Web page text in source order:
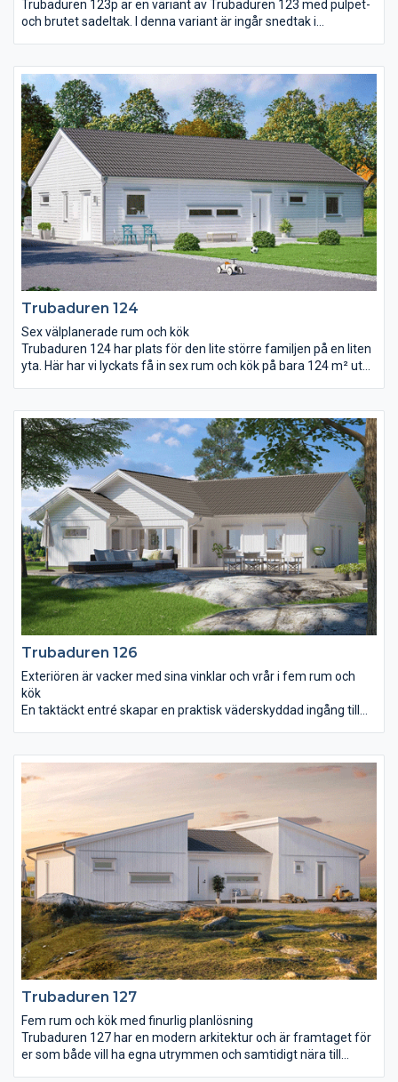
Trubaduren 123p är en variant av Trubaduren 123 med pulpet-
och brutet sadeltak. I denna variant är ingår snedtak i
har en öppen planlösning med en gemensam matplats för alla
tillfällen. Entrén ligger ordentligt skyddad under ett tak som
löper längs hela garaget och från garaget går det också att ta
sig direkt in i huset, via rummet för klädvård. I den här delen av
huset finns två sovrum, WC och ett allrum.
Trubaduren 124
Sex välplanerade rum och kök
Trubaduren 124 har plats för den lite större familjen på en liten
yta. Här har vi lyckats få in sex rum och kök på bara 124 m² utan
tillsammans rummet mycket ljus och rymd. I Trubaduren 124
har barnen en helt egen avdelning att rå om med eget allrum,
badrum och klädkammare. I andra änden av huset har
föräldrarna sitt stora sovrum med bra förvaringsmöjligheter
och tillhörande wc.
Trubaduren 126
Exteriören är vacker med sina vinklar och vrår i fem rum och
kök
En taktäckt entré skapar en praktisk väderskyddad ingång till
vardagsrummet. Strax intill ligger det rymliga köket med
matplats. Master bedroom är avskilt från barnens avdelning
som ligger i anslutning till det separata allrummet. Man blir
förvånad över att fem rum och kök samt bad, wc, klädvård,
teknikrum och separat klädkammare får plats på endast dryga
125 m² utan att det känns trångt. För så är det.
Trubaduren 127
Fem rum och kök med finurlig planlösning
Trubaduren 127 har en modern arkitektur och är framtaget för
er som både vill ha egna utrymmen och samtidigt nära till